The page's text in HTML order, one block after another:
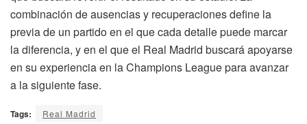
combinación de ausencias y recuperaciones define la
previa de un partido en el que cada detalle puede marcar
la diferencia, y en el que el Real Madrid buscará apoyarse
en su experiencia en la Champions League para avanzar
a la siguiente fase.
Tags: Real Madrid